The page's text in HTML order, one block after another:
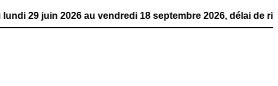
2026 au vendredi 18 septembre 2026, délai de